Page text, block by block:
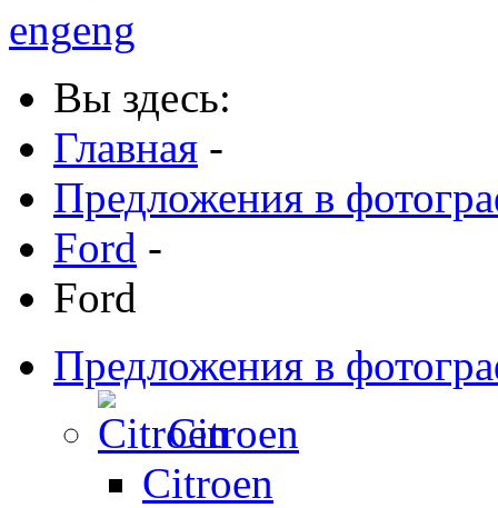
engeng
Вы здесь:
Главная -
Предложения в
Ford -
Ford
Предложения в
Citroen
Citroen